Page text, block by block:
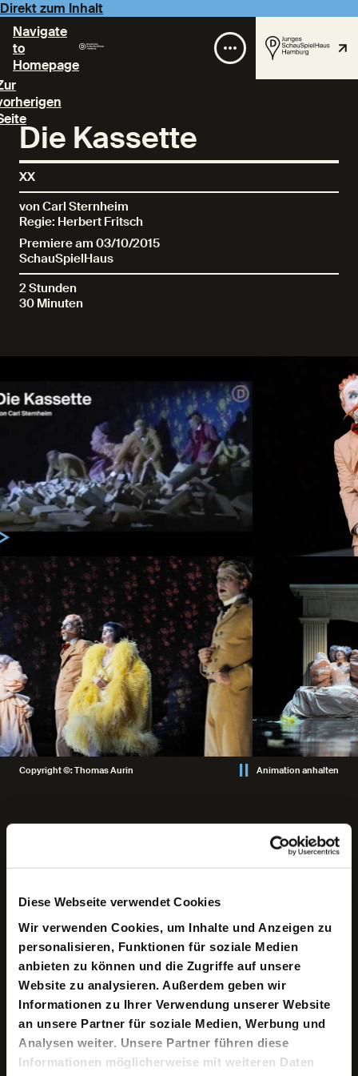
Diese Webseite verwendet Cookies
Wir verwenden Cookies, um Inhalte und Anzeigen zu
personalisieren, Funktionen für soziale Medien
anbieten zu können und die Zugriffe auf unsere
Website zu analysieren. Außerdem geben wir
Informationen zu Ihrer Verwendung unserer Website
an unsere Partner für soziale Medien, Werbung und
Analysen weiter. Unsere Partner führen diese
Informationen möglicherweise mit weiteren Daten
Direkt zum Inhalt
Navigate
to
Homepage
Die Kassette
XX
von Carl Sternheim
Regie: Herbert Fritsch
Premiere am 03/10/2015
SchauSpielHaus
2 Stunden
30 Minuten
Copyright ©: Thomas Aurin Animation anhalten
Das Lustspiel zählt zu Carl Sternheims (1878-1942)
Dramenzyklus »Aus dem bürgerlichen Heldenleben«. In
der deutschen Theaterliteratur stellt dieser eine
einzigartige Komödienfolge dar, deren satirischer Inhalt
zur Entstehungszeit nicht selten ein Aufführungsverbot
nach sich zog. Nach Molières»Die Schule der
Frauen«widmet sich Herbert Fritsch dem Autor
Sternheim, seinen einzigartigen sprachlichen
Verknappungen und Manierismen und seinem virtuosen
Verständnis für Komödien als zweite Arbeit am
Deutschen SchauSpielHaus.